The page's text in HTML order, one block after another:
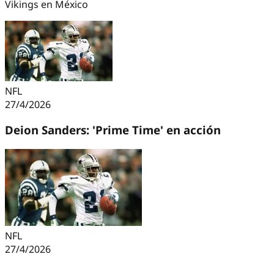
Vikings en México
NFL
27/4/2026
Deion Sanders: 'Prime Time' en acción
NFL
27/4/2026